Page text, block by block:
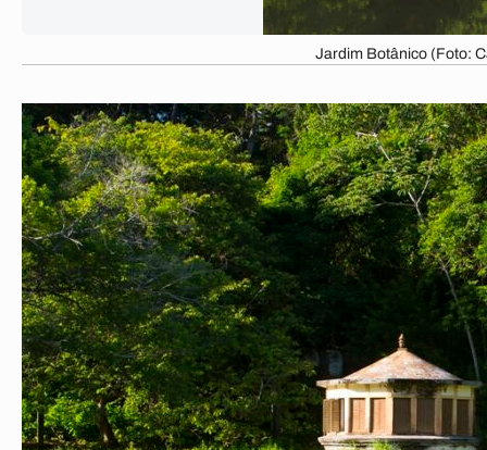
Jardim Botânico (Foto: